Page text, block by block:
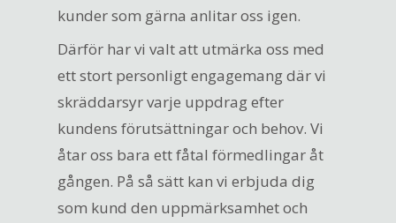
kunder som gärna anlitar oss igen.
Därför har vi valt att utmärka oss med
ett stort personligt engagemang där vi
skräddarsyr varje uppdrag efter
kundens förutsättningar och behov. Vi
åtar oss bara ett fåtal förmedlingar åt
gången. På så sätt kan vi erbjuda dig
som kund den uppmärksamhet och